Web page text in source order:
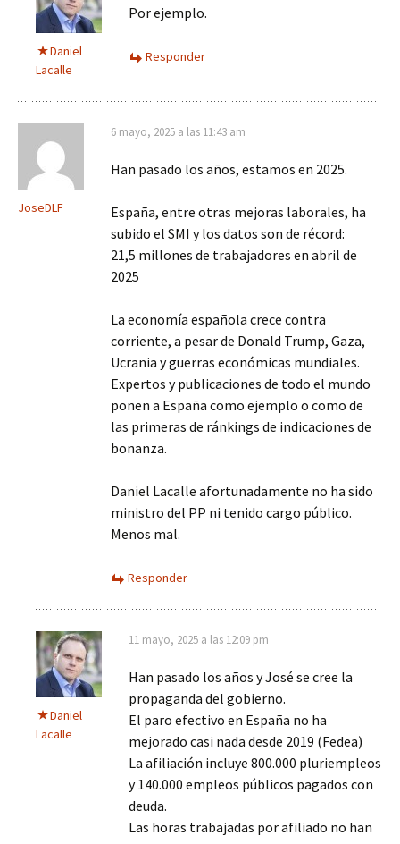
Daniel
Lacalle
Por ejemplo.
Responder
JoseDLF
6 mayo, 2025 a las 11:43 am
Han pasado los años, estamos en 2025.
España, entre otras mejoras laborales, ha
subido el SMI y los datos son de récord:
21,5 millones de trabajadores en abril de
2025
La economía española crece contra
corriente, a pesar de Donald Trump, Gaza,
Ucrania y guerras económicas mundiales.
Expertos y publicaciones de todo el mundo
ponen a España como ejemplo o como de
las primeras de ránkings de indicaciones de
bonanza.
Daniel Lacalle afortunadamente no ha sido
ministro del PP ni tenido cargo público.
Menos mal.
Responder
Daniel
Lacalle
11 mayo, 2025 a las 12:09 pm
Han pasado los años y José se cree la
propaganda del gobierno.
El paro efectivo en España no ha
mejorado casi nada desde 2019 (Fedea)
La afiliación incluye 800.000 pluriempleos
y 140.000 empleos públicos pagados con
deuda.
Las horas trabajadas por afiliado no han